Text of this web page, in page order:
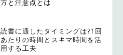
方と注意点とは
読書に適したタイミングは?1回
あたりの時間とスキマ時間を活
用する工夫